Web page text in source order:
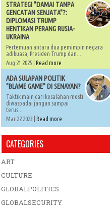
STRATEGI "DAMAI TANPA
GENCATAN SENJATA"?:
DIPLOMASI TRUMP
HENTIKAN PERANG RUSIA-
UKRAINA
Pertemuan antara dua pemimpin negara
adikuasa, Presiden Trump dan...
Aug 21 2025 | Read more
ADA SULAPAN POLITIK
"BLAME GAME" DI SENAYAN?
Taktik main cari kesalahan mesti
diwaspadai jangan sampai
terus...
Mar 22 2023 | Read more
CATEGORIES
ART
CULTURE
GLOBALPOLITICS
GLOBALSECURITY